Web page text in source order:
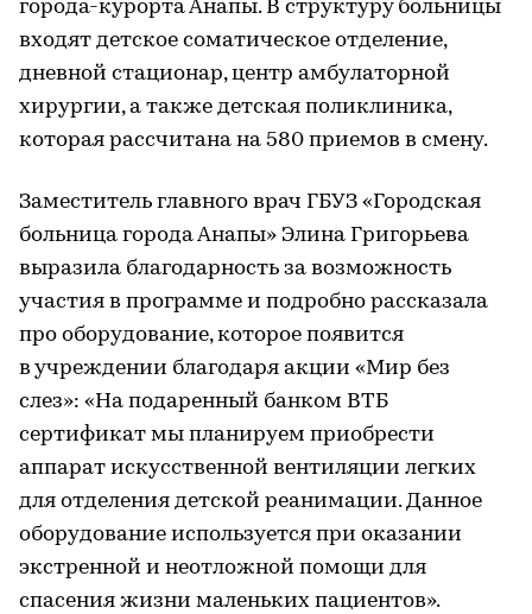
города-курорта Анапы. В структуру больницы
входят детское соматическое отделение,
дневной стационар, центр амбулаторной
хирургии, а также детская поликлиника,
которая рассчитана на 580 приемов в смену.
Заместитель главного врач ГБУЗ «Городская
больница города Анапы» Элина Григорьева
выразила благодарность за возможность
участия в программе и подробно рассказала
про оборудование, которое появится
в учреждении благодаря акции «Мир без
слез»: «На подаренный банком ВТБ
сертификат мы планируем приобрести
аппарат искусственной вентиляции легких
для отделения детской реанимации. Данное
оборудование используется при оказании
экстренной и неотложной помощи для
спасения жизни маленьких пациентов».